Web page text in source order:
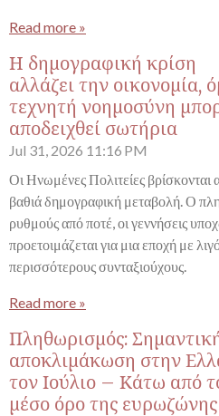
Read more »
Η δημογραφική κρίση
αλλάζει την οικονομία,
τεχνητή νοημοσύνη
αποδειχθεί σωτήρια
Jul 31, 2026 11:16 PM
Οι Ηνωμένες Πολιτείες βρίσκονται
βαθιά δημογραφική μεταβολή. Ο
ρυθμούς από ποτέ, οι γεννήσεις
προετοιμάζεται για μια εποχή με
περισσότερους συνταξιούχους.
Read more »
Πληθωρισμός:
αποκλιμάκωση στην
τον Ιούλιο – Κάτω από
μέσο όρο της ευρωζώνης